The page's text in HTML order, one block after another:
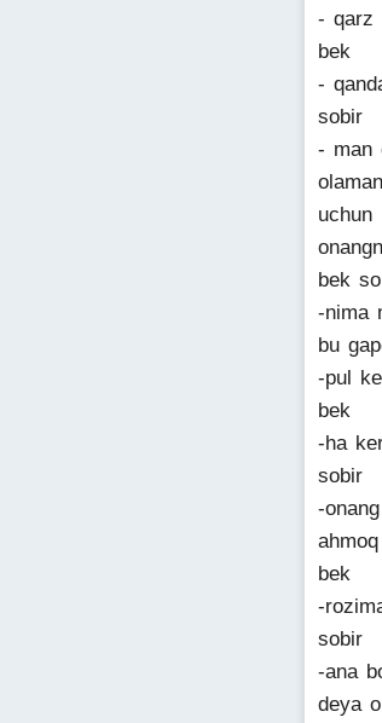
- qarz
bek
-
sobir
- man
uchun
bek
-nima
bu
-pul
bek
-ha
sobir
-
bek
-
sobir
-ana
deya